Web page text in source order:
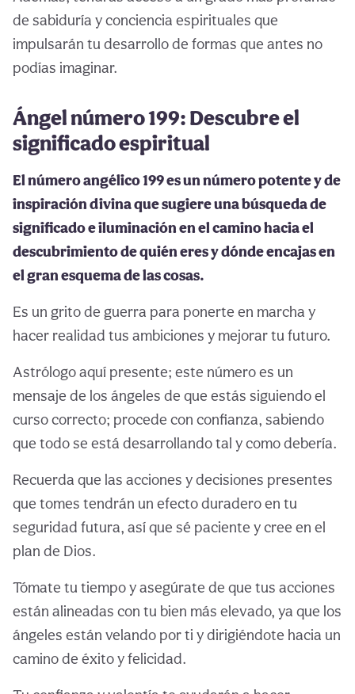
de sabiduría y conciencia espirituales que
impulsarán tu desarrollo de formas que antes no
podías imaginar.
Ángel número 199: Descubre el
significado espiritual
El número angélico 199 es un número potente y de
inspiración divina que sugiere una búsqueda de
significado e iluminación en el camino hacia el
descubrimiento de quién eres y dónde encajas en
el gran esquema de las cosas.
Es un grito de guerra para ponerte en marcha y
hacer realidad tus ambiciones y mejorar tu futuro.
Astrólogo aquí presente; este número es un
mensaje de los ángeles de que estás siguiendo el
curso correcto; procede con confianza, sabiendo
que todo se está desarrollando tal y como debería.
Recuerda que las acciones y decisiones presentes
que tomes tendrán un efecto duradero en tu
seguridad futura, así que sé paciente y cree en el
plan de Dios.
Tómate tu tiempo y asegúrate de que tus acciones
están alineadas con tu bien más elevado, ya que los
ángeles están velando por ti y dirigiéndote hacia un
camino de éxito y felicidad.